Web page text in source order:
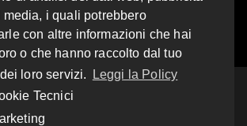
E 95.3 FM
media, i quali potrebbero
con altre informazioni che hai
o che hanno raccolto dal tuo
loro servizi.
Leggi la Policy
TecniciTecnici